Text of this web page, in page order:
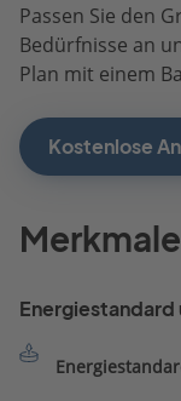
Passen Sie den
Bedürfnisse an
Plan mit einem
Kostenlose
Merkmale
Energiestandard